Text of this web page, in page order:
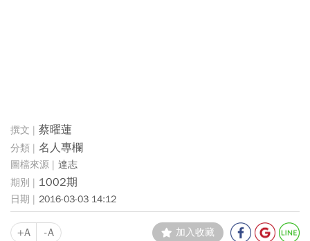
蔡曜蓮
名人專欄
達志
1002期
2016-03-03 14:12
+A -A 加入收藏